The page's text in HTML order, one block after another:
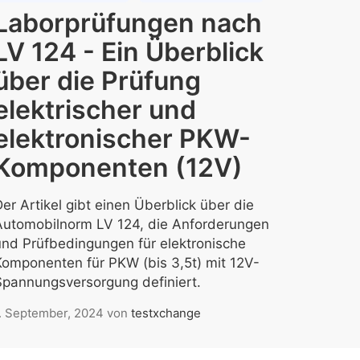
nach
124 - Ein Überblick
die Prüfung
und
PKW-
(12V)
Artikel gibt einen Überblick über die
LV 124, die Anforderungen
Prüfbedingungen für elektronische
für PKW (bis 3,5t) mit 12V-
definiert.
September, 2024 von testxchange